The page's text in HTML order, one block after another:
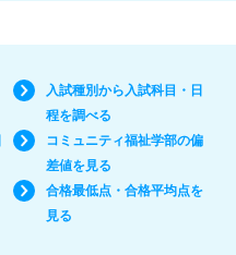
入試種別から入試科目・日
程を調べる
コミュニティ福祉学部の偏
差値を見る
合格最低点・合格平均点を
見る